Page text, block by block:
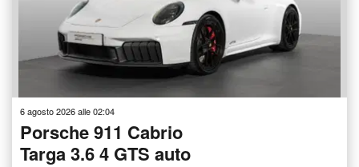
6 agosto 2026 alle 02:04
Porsche 911 Cabrio
Targa 3.6 4 GTS auto